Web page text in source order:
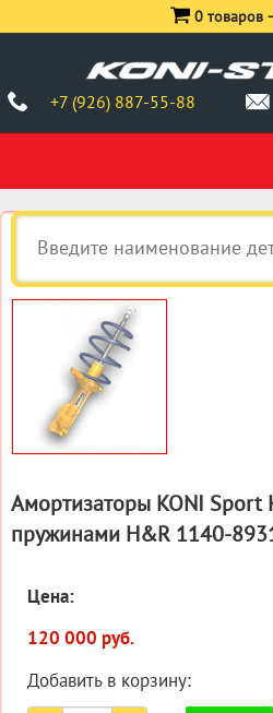
+7 (926) 887-55-88
0 товаров
Амортизаторы KONI Sport
пружинами H&R 1140-
Цена:
120 000 руб.
Добавить в корзину: